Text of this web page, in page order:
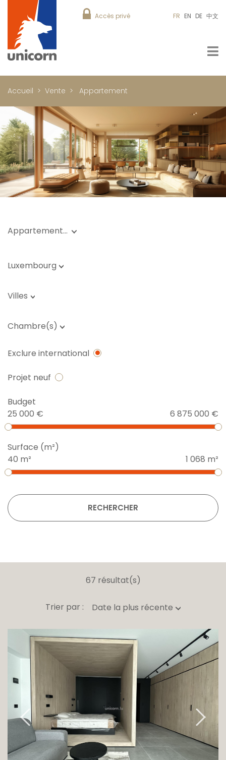
Accès privé FR EN DE 中文
Accueil Vente Appartement
Appartement…
Luxembourg
Villes
Chambre(s)
Exclure international
Projet neuf
Budget
25 000 €
6 875 000 €
Surface (m²)
40 m²
1 068 m²
RECHERCHER
67 résultat(s)
Trier par : Date la plus récente